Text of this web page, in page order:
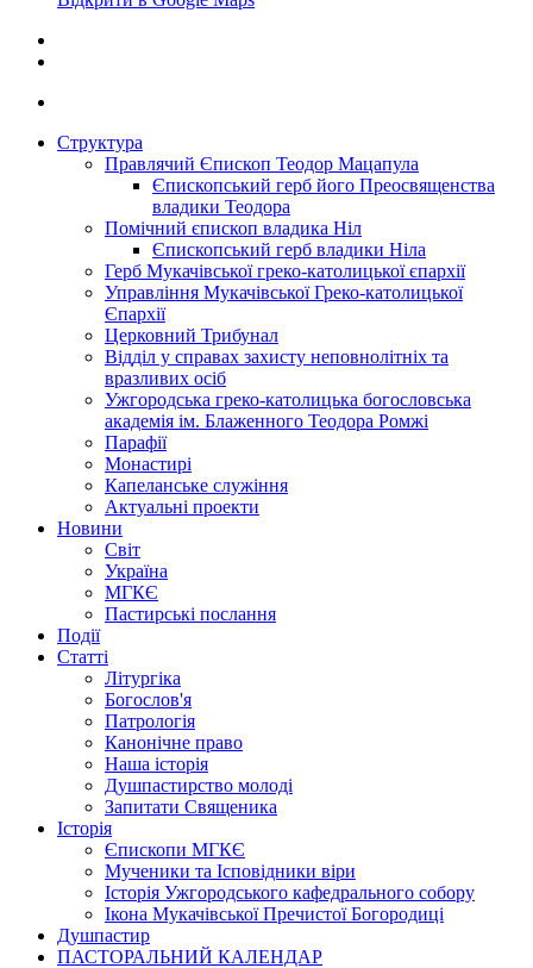
Структура
Правлячий Єпископ Теодор Мацапула
Єпископський герб його Преосвященства
владики Теодора
Помічний єпископ владика Ніл
Єпископський герб владики Ніла
Герб Мукачівської греко-католицької єпархії
Управління Мукачівської Греко-католицької
Єпархії
Церковний Трибунал
Відділ у справах захисту неповнолітніх та
вразливих осіб
Ужгородська греко-католицька богословська
академія ім. Блаженного Теодора Ромжі
Парафії
Монастирі
Капеланське служіння
Актуальні проекти
Новини
Світ
Україна
МГКЄ
Пастирські послання
Події
Статті
Літургіка
Богослов'я
Патрологія
Канонічне право
Наша історія
Душпастирство молоді
Запитати Священика
Історія
Єпископи МГКЄ
Мученики та Ісповідники віри
Історія Ужгородського кафедрального собору
Ікона Мукачівської Пречистої Богородиці
Душпастир
ПАСТОРАЛЬНИЙ КАЛЕНДАР